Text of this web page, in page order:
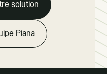
solution
Piana